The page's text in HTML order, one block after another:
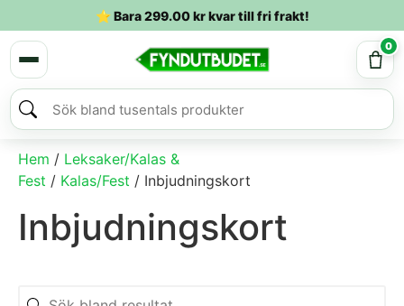
⭐ Bara299.00krkvar till fri frakt!
0
Hem / Leksaker/Kalas &
Fest / Kalas/Fest / Inbjudningskort
Inbjudningskort